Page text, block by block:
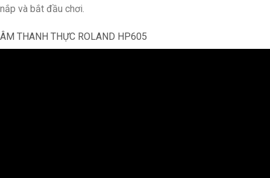
nắp và bắt đầu chơi.
ÂM THANH THỰC ROLAND HP605